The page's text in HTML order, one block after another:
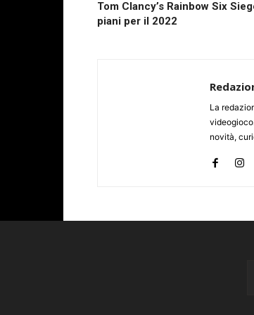
Tom Clancy’s Rainbow Six
piani per il 2022
La
novità,